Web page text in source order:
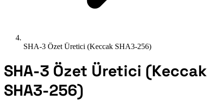
SHA-3 Özet Üretici (Keccak SHA3-256)
SHA-3 Özet Üretici (Keccak
SHA3-256)